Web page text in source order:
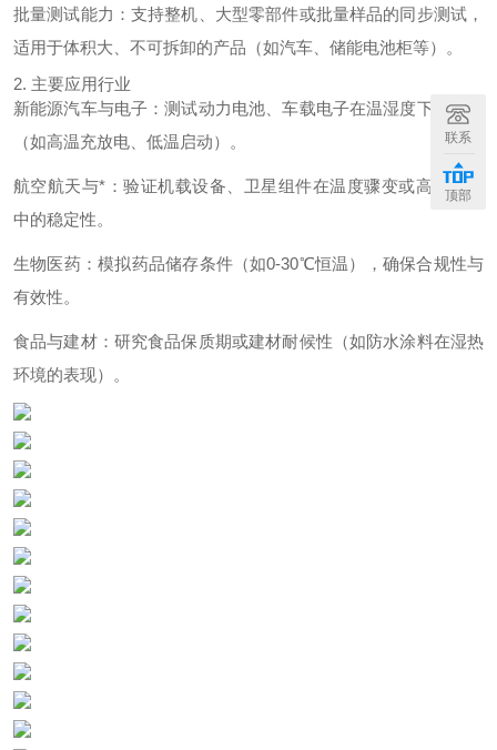
批量测试能力：支持整机、大型零部件或批量样品的同步测试，
适用于体积大、不可拆卸的产品（如汽车、储能电池柜等）。
2. 主要应用行业
新能源汽车与电子：测试动力电池、车载电子在温湿度下的性能
（如高温充放电、低温启动）。
航空航天与*：验证机载设备、卫星组件在温度骤变或高湿环境
中的稳定性。
生物医药：模拟药品储存条件（如0-30℃恒温），确保合规性与
有效性。
食品与建材：研究食品保质期或建材耐候性（如防水涂料在湿热
环境的表现）。
联系
顶部